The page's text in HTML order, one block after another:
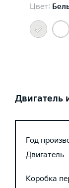
Цвет:
Двигатель
Год
Двигатель
Коробка